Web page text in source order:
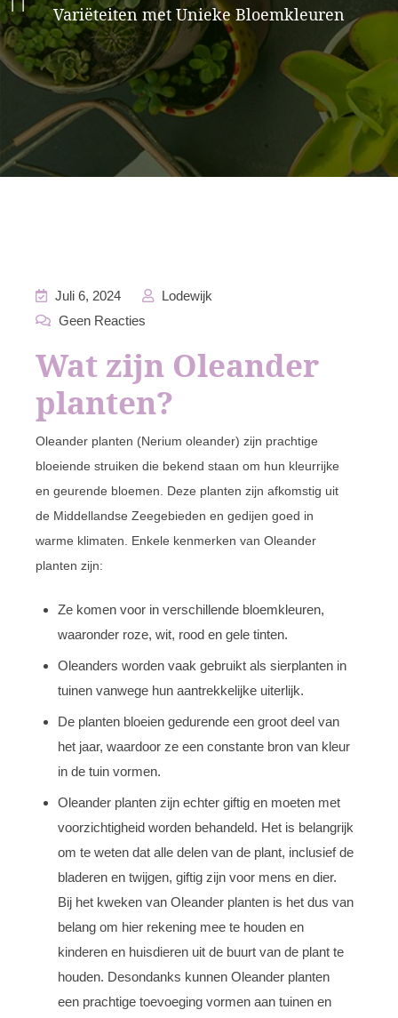
Variëteiten met Unieke Bloemkleuren
Juli 6, 2024
Lodewijk
Geen Reacties
Wat zijn Oleander
planten?
Oleander planten (Nerium oleander) zijn prachtige
bloeiende struiken die bekend staan om hun kleurrijke
en geurende bloemen. Deze planten zijn afkomstig uit
de Middellandse Zeegebieden en gedijen goed in
warme klimaten. Enkele kenmerken van Oleander
planten zijn:
Ze komen voor in verschillende bloemkleuren,
waaronder roze, wit, rood en gele tinten.
Oleanders worden vaak gebruikt als sierplanten in
tuinen vanwege hun aantrekkelijke uiterlijk.
De planten bloeien gedurende een groot deel van
het jaar, waardoor ze een constante bron van kleur
in de tuin vormen.
Oleander planten zijn echter giftig en moeten met
voorzichtigheid worden behandeld. Het is belangrijk
om te weten dat alle delen van de plant, inclusief de
bladeren en twijgen, giftig zijn voor mens en dier.
Bij het kweken van Oleander planten is het dus van
belang om hier rekening mee te houden en
kinderen en huisdieren uit de buurt van de plant te
houden. Desondanks kunnen Oleander planten
een prachtige toevoeging vormen aan tuinen en